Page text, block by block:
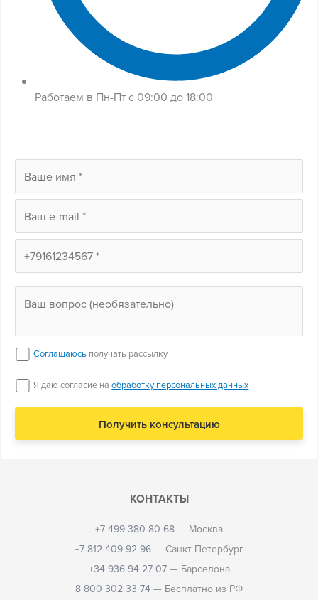
Работаем в Пн-Пт с 09:00 до 18:00
Соглашаюсь получать рассылку.
Я даю согласие наобработку персональных данных
КОНТАКТЫ
+7 499 380 80 68 — Москва
+7 812 409 92 96 — Санкт-Петербург
+34 936 94 27 07— Барселона
8 800 302 33 74 — Бесплатно из РФ